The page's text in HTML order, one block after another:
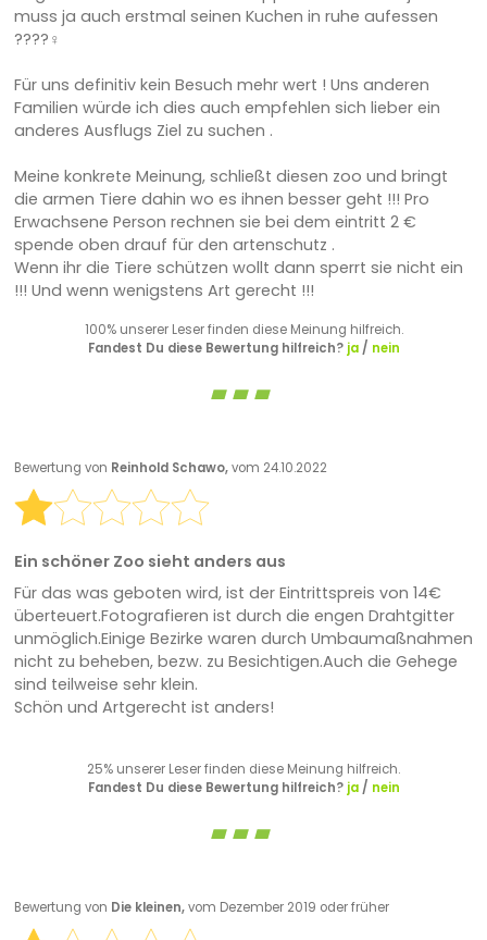
muss ja auch erstmal seinen Kuchen in ruhe aufessen
????‍♀️
Für uns definitiv kein Besuch mehr wert ! Uns anderen
Familien würde ich dies auch empfehlen sich lieber ein
anderes Ausflugs Ziel zu suchen .
Meine konkrete Meinung, schließt diesen zoo und bringt
die armen Tiere dahin wo es ihnen besser geht !!! Pro
Erwachsene Person rechnen sie bei dem eintritt 2 €
spende oben drauf für den artenschutz .
Wenn ihr die Tiere schützen wollt dann sperrt sie nicht ein
!!! Und wenn wenigstens Art gerecht !!!
100% unserer Leser finden diese Meinung hilfreich.
Fandest Du diese Bewertung hilfreich? ja/ nein
Bewertung von Reinhold Schawo,vom 24.10.2022
Ein schöner Zoo sieht anders aus
Für das was geboten wird, ist der Eintrittspreis von 14€
überteuert.Fotografieren ist durch die engen Drahtgitter
unmöglich.Einige Bezirke waren durch Umbaumaßnahmen
nicht zu beheben, bezw. zu Besichtigen.Auch die Gehege
sind teilweise sehr klein.
Schön und Artgerecht ist anders!
25% unserer Leser finden diese Meinung hilfreich.
Fandest Du diese Bewertung hilfreich? ja/ nein
Bewertung von Die kleinen,vom Dezember 2019 oder früher